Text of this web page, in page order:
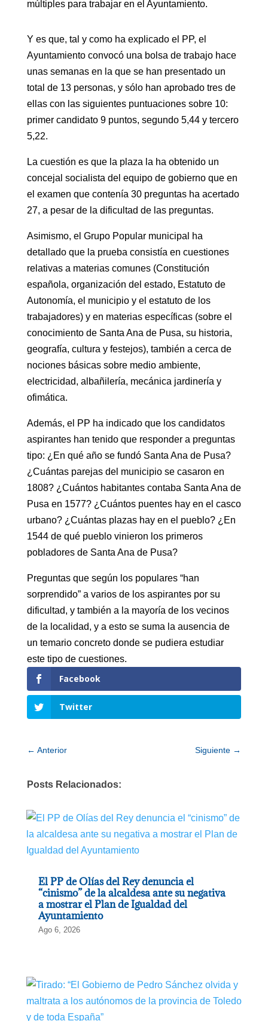
múltiples para trabajar en el Ayuntamiento.
Y es que, tal y como ha explicado el PP, el
Ayuntamiento convocó una bolsa de trabajo hace
unas semanas en la que se han presentado un
total de 13 personas, y sólo han aprobado tres de
ellas con las siguientes puntuaciones sobre 10:
primer candidato 9 puntos, segundo 5,44 y tercero
5,22.
La cuestión es que la plaza la ha obtenido un
concejal socialista del equipo de gobierno que en
el examen que contenía 30 preguntas ha acertado
27, a pesar de la dificultad de las preguntas.
Asimismo, el Grupo Popular municipal ha
detallado que la prueba consistía en cuestiones
relativas a materias comunes (Constitución
española, organización del estado, Estatuto de
Autonomía, el municipio y el estatuto de los
trabajadores) y en materias específicas (sobre el
conocimiento de Santa Ana de Pusa, su historia,
geografía, cultura y festejos), también a cerca de
nociones básicas sobre medio ambiente,
electricidad, albañilería, mecánica jardinería y
ofimática.
Además, el PP ha indicado que los candidatos
aspirantes han tenido que responder a preguntas
tipo: ¿En qué año se fundó Santa Ana de Pusa?
¿Cuántas parejas del municipio se casaron en
1808? ¿Cuántos habitantes contaba Santa Ana de
Pusa en 1577? ¿Cuántos puentes hay en el casco
urbano? ¿Cuántas plazas hay en el pueblo? ¿En
1544 de qué pueblo vinieron los primeros
pobladores de Santa Ana de Pusa?
Preguntas que según los populares “han
sorprendido” a varios de los aspirantes por su
dificultad, y también a la mayoría de los vecinos
de la localidad, y a esto se suma la ausencia de
un temario concreto donde se pudiera estudiar
este tipo de cuestiones.
Facebook
Twitter
← Anterior Siguiente →
Posts Relacionados:
El PP de Olías del Rey denuncia el
“cinismo” de la alcaldesa ante su negativa
a mostrar el Plan de Igualdad del
Ayuntamiento
Ago 6, 2026